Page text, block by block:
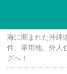
Skip
content
海に囲まれた沖縄
件、軍用地、外人
グへ！